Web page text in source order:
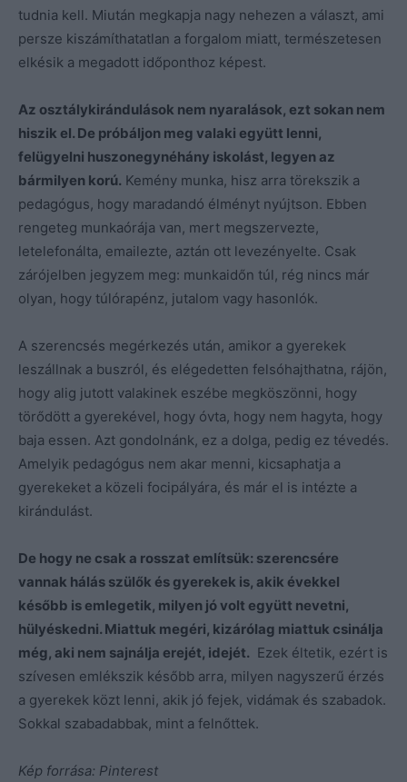
tudnia kell. Miután megkapja nagy nehezen a választ, ami
persze kiszámíthatatlan a forgalom miatt, természetesen
elkésik a megadott időponthoz képest.
Az osztálykirándulások nem nyaralások, ezt sokan nem
hiszik el. De próbáljon meg valaki együtt lenni,
felügyelni huszonegynéhány iskolást, legyen az
bármilyen korú. Kemény munka, hisz arra törekszik a
pedagógus, hogy maradandó élményt nyújtson. Ebben
rengeteg munkaórája van, mert megszervezte,
letelefonálta, emailezte, aztán ott levezényelte. Csak
zárójelben jegyzem meg: munkaidőn túl, rég nincs már
olyan, hogy túlórapénz, jutalom vagy hasonlók.
A szerencsés megérkezés után, amikor a gyerekek
leszállnak a buszról, és elégedetten felsóhajthatna, rájön,
hogy alig jutott valakinek eszébe megköszönni, hogy
törődött a gyerekével, hogy óvta, hogy nem hagyta, hogy
baja essen. Azt gondolnánk, ez a dolga, pedig ez tévedés.
Amelyik pedagógus nem akar menni, kicsaphatja a
gyerekeket a közeli focipályára, és már el is intézte a
kirándulást.
De hogy ne csak a rosszat említsük: szerencsére
vannak hálás szülők és gyerekek is, akik évekkel
később is emlegetik, milyen jó volt együtt nevetni,
hülyéskedni. Miattuk megéri, kizárólag miattuk csinálja
még, aki nem sajnálja erejét, idejét. Ezek éltetik, ezért is
szívesen emlékszik később arra, milyen nagyszerű érzés
a gyerekek közt lenni, akik jó fejek, vidámak és szabadok.
Sokkal szabadabbak, mint a felnőttek.
Kép forrása: Pinterest